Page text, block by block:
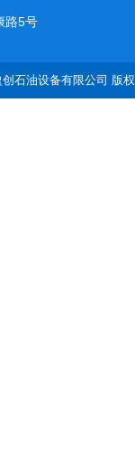
路5号
创石油设备有限公司 版